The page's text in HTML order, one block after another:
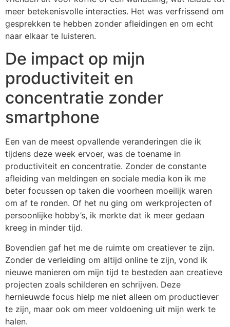
meer betekenisvolle interacties. Het was verfrissend om
gesprekken te hebben zonder afleidingen en om echt
naar elkaar te luisteren.
De impact op mijn
productiviteit en
concentratie zonder
smartphone
Een van de meest opvallende veranderingen die ik
tijdens deze week ervoer, was de toename in
productiviteit en concentratie. Zonder de constante
afleiding van meldingen en sociale media kon ik me
beter focussen op taken die voorheen moeilijk waren
om af te ronden. Of het nu ging om werkprojecten of
persoonlijke hobby’s, ik merkte dat ik meer gedaan
kreeg in minder tijd.
Bovendien gaf het me de ruimte om creatiever te zijn.
Zonder de verleiding om altijd online te zijn, vond ik
nieuwe manieren om mijn tijd te besteden aan creatieve
projecten zoals schilderen en schrijven. Deze
hernieuwde focus hielp me niet alleen om productiever
te zijn, maar ook om meer voldoening uit mijn werk te
halen.